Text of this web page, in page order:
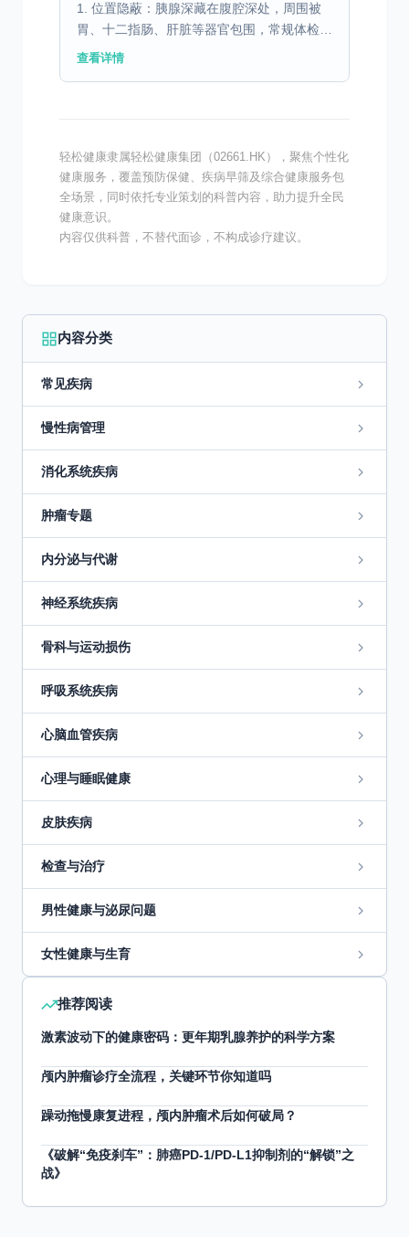
1. 位置隐蔽：胰腺深藏在腹腔深处，周围被
胃、十二指肠、肝脏等器官包围，常规体检
（如B超）容易漏诊。 2. 早期无症状：早期
查看详情
轻松健康隶属轻松健康集团（02661.HK），聚焦个性化
健康服务，覆盖预防保健、疾病早筛及综合健康服务包
全场景，同时依托专业策划的科普内容，助力提升全民
健康意识。
内容仅供科普，不替代面诊，不构成诊疗建议。
内容分类
常见疾病
慢性病管理
消化系统疾病
肿瘤专题
内分泌与代谢
神经系统疾病
骨科与运动损伤
呼吸系统疾病
心脑血管疾病
心理与睡眠健康
皮肤疾病
检查与治疗
男性健康与泌尿问题
女性健康与生育
推荐阅读
激素波动下的健康密码：更年期乳腺养护的科学方案
颅内肿瘤诊疗全流程，关键环节你知道吗
躁动拖慢康复进程，颅内肿瘤术后如何破局？
《破解“免疫刹车”：肺癌PD-1/PD-L1抑制剂的“解锁”之
战》